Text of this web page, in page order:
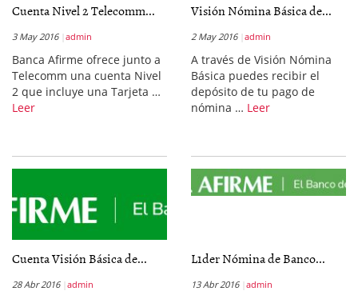
Cuenta Nivel 2 Telecomm...
3 May 2016 admin
Banca Afirme ofrece junto a
Telecomm una cuenta Nivel
2 que incluye una Tarjeta …
Leer
Visión Nómina Básica de...
2 May 2016 admin
A través de Visión Nómina
Básica puedes recibir el
depósito de tu pago de
nómina … Leer
Cuenta Visión Básica de...
28 Abr 2016 admin
L1der Nómina de Banco...
13 Abr 2016 admin